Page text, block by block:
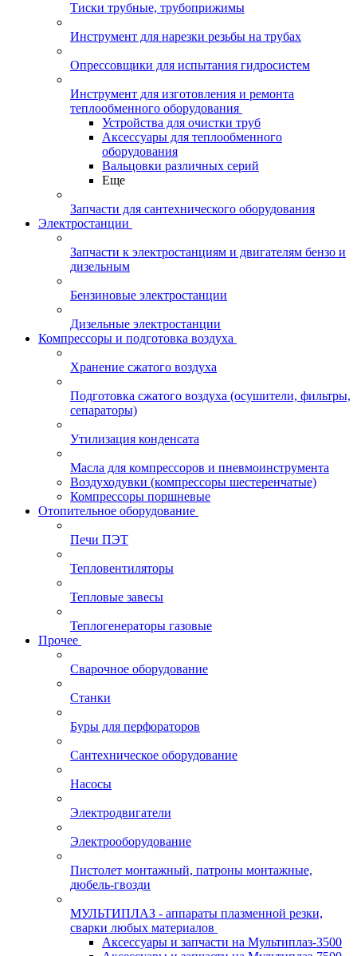
Тиски трубные, трубоприжимы
Инструмент для нарезки резьбы на трубах
Опрессовщики для испытания гидросистем
Инструмент для изготовления и ремонта
теплообменного оборудования
Устройства для очистки труб
Аксессуары для теплообменного
оборудования
Вальцовки различных серий
Еще
Запчасти для сантехнического оборудования
Электростанции
Запчасти к электростанциям и двигателям бензо и
дизельным
Бензиновые электростанции
Дизельные электростанции
Компрессоры и подготовка воздуха
Хранение сжатого воздуха
Подготовка сжатого воздуха (осушители, фильтры,
сепараторы)
Утилизация конденсата
Масла для компрессоров и пневмоинструмента
Воздуходувки (компрессоры шестеренчатые)
Компрессоры поршневые
Отопительное оборудование
Печи ПЭТ
Тепловентиляторы
Тепловые завесы
Теплогенераторы газовые
Прочее
Сварочное оборудование
Станки
Буры для перфораторов
Сантехническое оборудование
Насосы
Электродвигатели
Электрооборудование
Пистолет монтажный, патроны монтажные,
дюбель-гвозди
МУЛЬТИПЛАЗ - аппараты плазменной резки,
сварки любых материалов
Аксессуары и запчасти на Мультиплаз-3500